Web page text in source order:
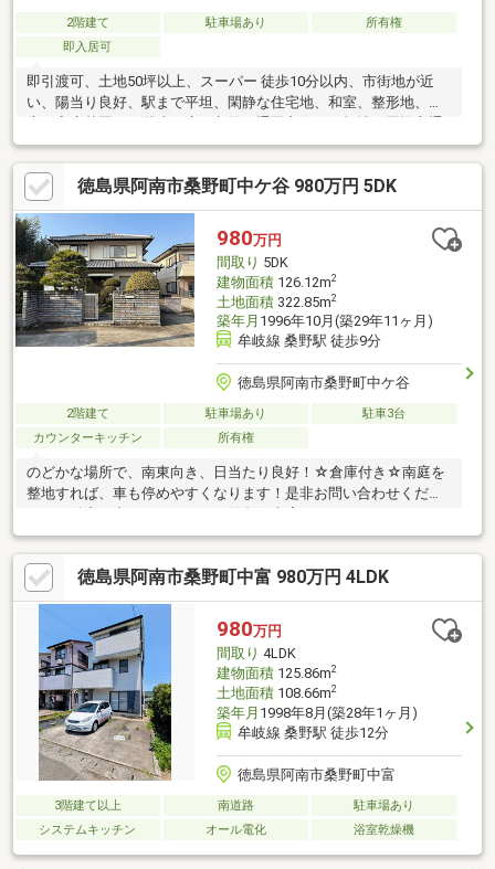
2階建て 駐車場あり
所有権
即入居可
即引渡可、土地50坪以上、スーパー 徒歩10分以内、市街地が近
い、陽当り良好、駅まで平坦、閑静な住宅地、和室、整形地、
庭、家庭菜園、２階建、床下収納、通風良好、平坦地、周辺交通
量少なめ、隣家との間隔が大きい
徳島県阿南市桑野町中ケ谷 980万円 5DK
980万円
間取り 5DK
建物面積126.12m2
土地面積322.85m2
築年月 1996年10月(築29年11ヶ月)
牟岐線 桑野駅 徒歩9分
徳島県阿南市桑野町中ケ谷
2階建て 駐車場あり
駐車3台
カウンターキッチン
所有権
のどかな場所で、南東向き、日当たり良好！☆倉庫付き☆南庭を
整地すれば、車も停めやすくなります！是非お問い合わせくださ
徳島県阿南市桑野町中富 980万円 4LDK
980万円
間取り 4LDK
建物面積125.86m2
土地面積108.66m2
築年月 1998年8月(築28年1ヶ月)
牟岐線 桑野駅 徒歩12分
徳島県阿南市桑野町中富
3階建て以上 南道路
駐車場あり
システムキッチン
オール電化 浴室乾燥機